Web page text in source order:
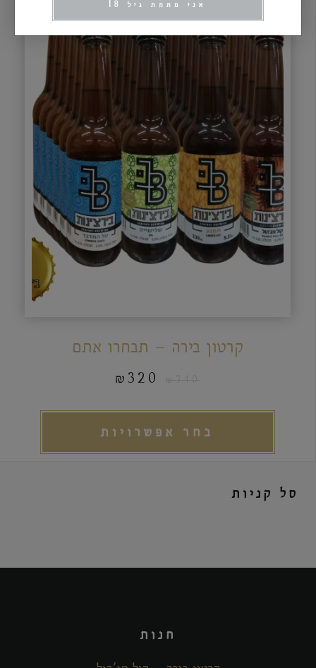
אני מתחת גיל 18
קרטון בירה – תבחרו אתם
₪ 320
בחר אפשרויות
סל קניות
חנות